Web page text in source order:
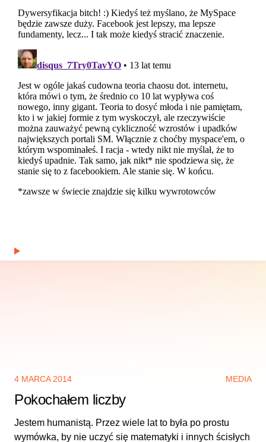
4 MARCA 2014 MEDIA
Pokochałem liczby
Jestem humanistą. Przez wiele lat to była po prostu
wymówka, by nie uczyć się matematyki i innych ścisłych